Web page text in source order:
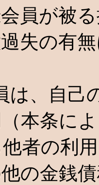
員が被
失の有
は、自己
本条に
者の利
の金銭